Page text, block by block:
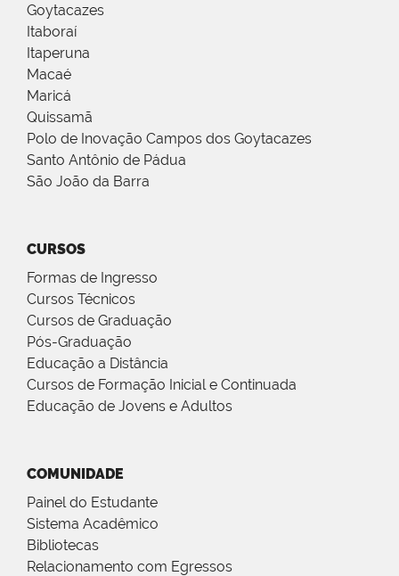
Goytacazes
Itaboraí
Itaperuna
Macaé
Maricá
Quissamã
Polo de Inovação Campos dos Goytacazes
Santo Antônio de Pádua
São João da Barra
CURSOS
Formas de Ingresso
Cursos Técnicos
Cursos de Graduação
Pós-Graduação
Educação a Distância
Cursos de Formação Inicial e Continuada
Educação de Jovens e Adultos
COMUNIDADE
Painel do Estudante
Sistema Acadêmico
Bibliotecas
Relacionamento com Egressos